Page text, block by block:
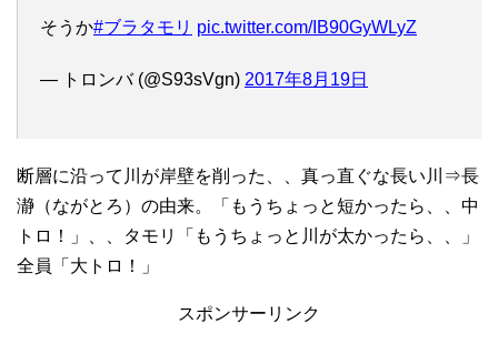
そうか#ブラタモリ pic.twitter.com/IB90GyWLyZ
— トロンバ (@S93sVgn) 2017年8月19日
断層に沿って川が岸壁を削った、、真っ直ぐな長い川⇒長
瀞（ながとろ）の由来。「もうちょっと短かったら、、中
トロ！」、、タモリ「もうちょっと川が太かったら、、」
全員「大トロ！」
スポンサーリンク